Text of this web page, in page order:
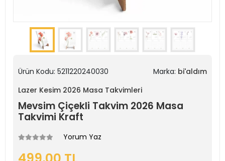
Ürün Kodu: 5211220240030 Marka: bi'aldım
Lazer Kesim 2026 Masa Takvimleri
Mevsim Çiçekli Takvim 2026 Masa
Takvimi Kraft
Yorum Yaz